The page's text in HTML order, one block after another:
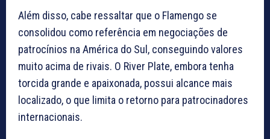
Além disso, cabe ressaltar que o Flamengo se
consolidou como referência em negociações de
patrocínios na América do Sul, conseguindo valores
muito acima de rivais. O River Plate, embora tenha
torcida grande e apaixonada, possui alcance mais
localizado, o que limita o retorno para patrocinadores
internacionais.